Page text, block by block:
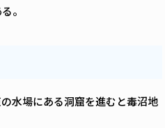
。
水場にある洞窟を進むと毒沼地